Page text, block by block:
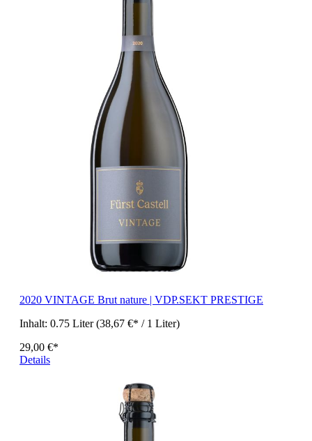
2020 VINTAGE Brut nature | VDP.SEKT PRESTIGE
Inhalt: 0.75 Liter(38,67 €* / 1 Liter)
29,00 €*
Details